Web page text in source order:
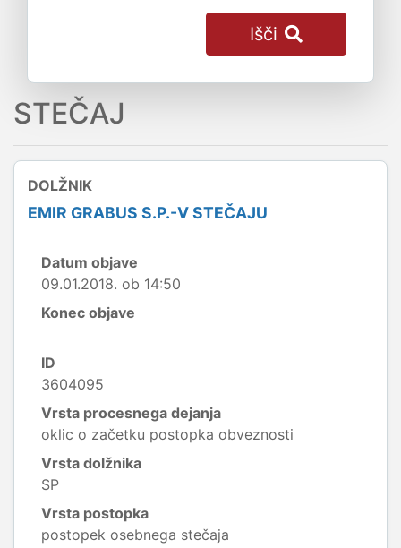
Išči
STEČAJ
DOLŽNIK
EMIR GRABUS S.P.-V STEČAJU
Datum objave
09.01.2018. ob 14:50
Konec objave
ID
3604095
Vrsta procesnega dejanja
oklic o začetku postopka obveznosti
Vrsta dolžnika
SP
Vrsta postopka
postopek osebnega stečaja